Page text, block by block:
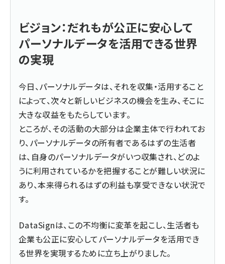
ビジョン：だれもが公正に安心して
パーソナルデータを活用できる世界
の実現
今日、パーソナルデータは、それを収集・活用すること
によって、次々と新しいビジネスの機会を生み、そこに
大きな収益をもたらしています。
ところが、その活動の大部分は企業主体で行われてお
り、パーソナルデータの所有者であるはずの生活者
は、自身のパーソナルデータがいつ収集され、どのよ
うに利用されているかを把握することが難しい状況に
あり、本来得られるはずの利益も享受できない状況で
す。
DataSignは、この不均衡に変革を起こし、生活者も
企業も公正に安心してパーソナルデータを活用でき
る世界を実現するために立ち上がりました。